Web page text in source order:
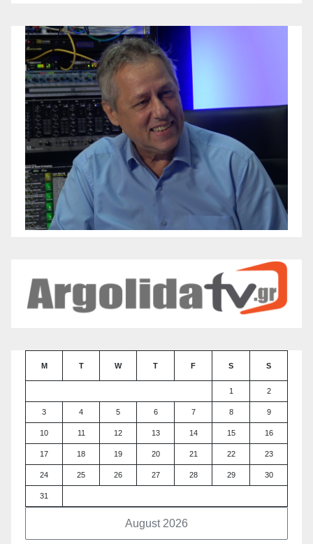
August 2026
M T W T F S S
1 2
3 4 5 6 7 8 9
10 11 12 13 14 15 16
17 18 19 20 21 22 23
24 25 26 27 28 29 30
31